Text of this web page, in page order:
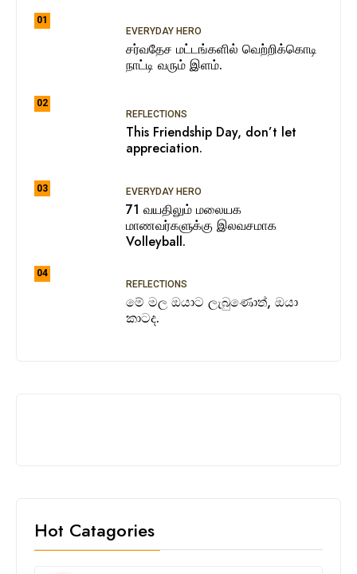
01
EVERYDAY HERO
சர்வதேச மட்டங்களில் வெற்றிக்கொடி
நாட்டி வரும் இளம்.
02
REFLECTIONS
This Friendship Day, don’t let
appreciation.
03 EVERYDAY HERO
71 வயதிலும் மலையக
மாணவர்களுக்கு இலவசமாக
Volleyball.
04
REFLECTIONS
මේ මල ඔයාට ලැබුණොත්, ඔයා
කාටද.
Hot Catagories